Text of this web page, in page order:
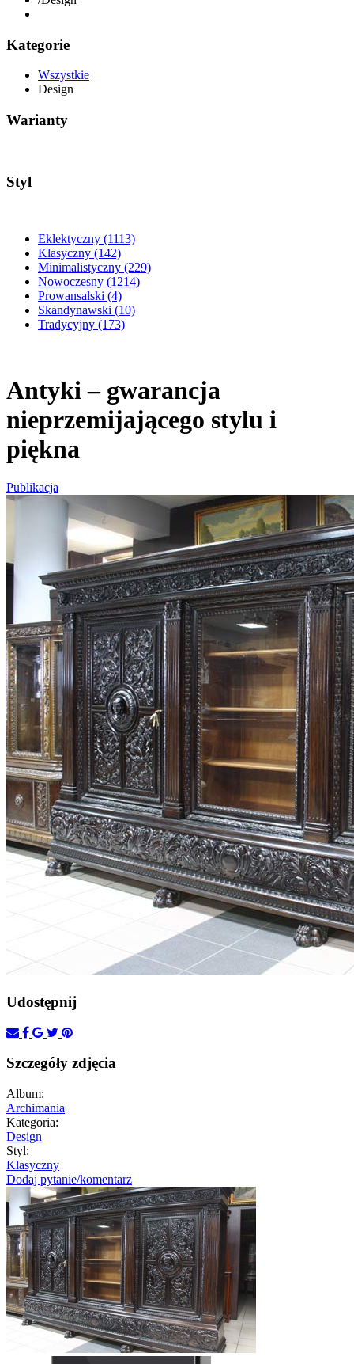
Kategorie
Wszystkie
Design
Warianty
Styl
Eklektyczny (1113)
Klasyczny (142)
Minimalistyczny (229)
Nowoczesny (1214)
Prowansalski (4)
Skandynawski (10)
Tradycyjny (173)
Antyki – gwarancja
nieprzemijającego stylu i
piękna
Publikacja
Udostępnij
Szczegóły zdjęcia
Album:
Archimania
Kategoria:
Design
Styl:
Klasyczny
Dodaj pytanie/komentarz